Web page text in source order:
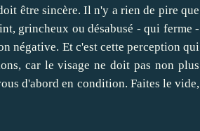
être sincère. Il n'y a rien de pire que
grincheux ou désabusé - qui ferme -
négative. Et c'est cette perception qui
car le visage ne doit pas non plus
d'abord en condition. Faites le vide,